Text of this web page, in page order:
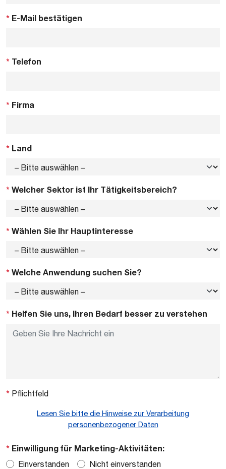
* E-Mail bestätigen
* Telefon
* Firma
* Land
* Welcher Sektor ist Ihr Tätigkeitsbereich?
* Wählen Sie Ihr Hauptinteresse
* Welche Anwendung suchen Sie?
* Helfen Sie uns, Ihren Bedarf besser zu verstehen
* Pflichtfeld
Lesen Sie bitte die Hinweise zur Verarbeitung
personenbezogener Daten
* Einwilligung für Marketing-Aktivitäten:
Einverstanden Nicht einverstanden